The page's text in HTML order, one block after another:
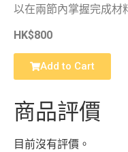
以在兩節內掌握完成材
HK$800
Add to Cart
商品評價
目前沒有評價。